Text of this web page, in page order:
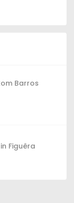
Barros
Figuêra